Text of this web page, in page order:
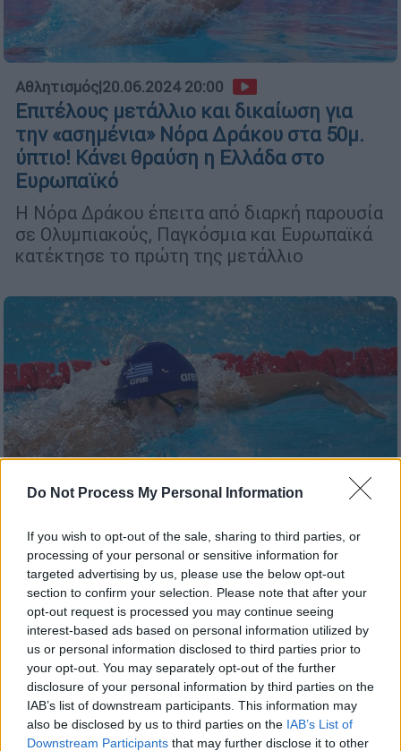
Do Not Process My Personal Information
If you wish to opt-out of the sale, sharing to third parties, or
processing of your personal or sensitive information for
targeted advertising by us, please use the below opt-out
section to confirm your selection. Please note that after your
opt-out request is processed you may continue seeing
interest-based ads based on personal information utilized by
us or personal information disclosed to third parties prior to
your opt-out. You may separately opt-out of the further
disclosure of your personal information by third parties on the
IAB’s list of downstream participants. This information may
also be disclosed by us to third parties on the IAB’s List of
Downstream Participants that may further disclose it to other
Αθλητισμός|20.06.2024 20:00
Επιτέλους μετάλλιο και δικαίωση για
την «ασημένια» Νόρα Δράκου στα 50μ.
ύπτιο! Κάνει θραύση η Ελλάδα στο
Ευρωπαϊκό
Η Νόρα Δράκου έπειτα από διαρκή παρουσία
σε Ολυμπιακούς, Παγκόσμια και Ευρωπαϊκά
κατέκτησε το πρώτη της μετάλλιο
Αθλητισμός|19.06.2024 21:40
Θρίαμβος της ελληνικής κολύμβησης
στο Ευρωπαϊκό Πρωτάθλημα: Τρία
μετάλλια από Σίσκο, Ντουντουνάκη και
Μάρκο
Η ελληνική αποστολή έφτασε τα έξι
μετάλλια στη διοργάνωση του Βελιγραδίου